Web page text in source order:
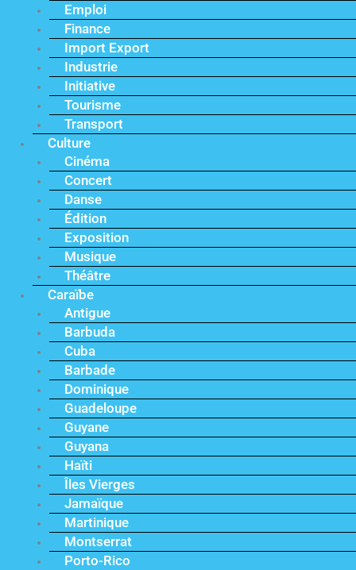
Emploi
Finance
Import Export
Industrie
Initiative
Tourisme
Transport
Culture
Cinéma
Concert
Danse
Édition
Exposition
Musique
Théâtre
Caraïbe
Antigue
Barbuda
Cuba
Barbade
Dominique
Guadeloupe
Guyane
Guyana
Haïti
Îles Vierges
Jamaïque
Martinique
Montserrat
Porto-Rico